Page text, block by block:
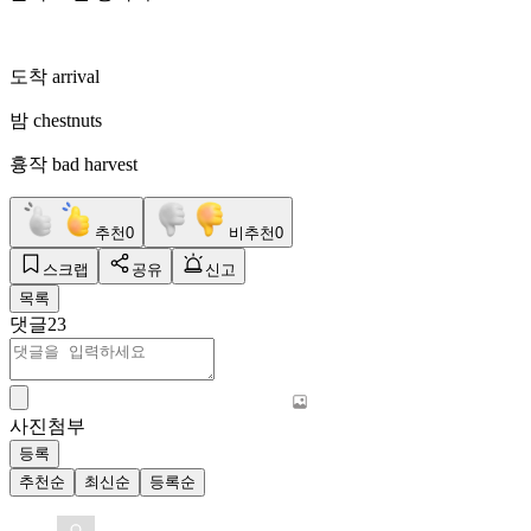
도착 arrival
밤 chestnuts
흉작 bad harvest
추천0 비추천0
스크랩 공유
신고
목록
댓글23
사진첨부
등록
추천순
최신순 등록순